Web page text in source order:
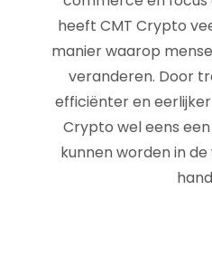
heeft CMT Crypto
manier waarop
veranderen. Door
efficiënter en
Crypto wel eens
kunnen worden in